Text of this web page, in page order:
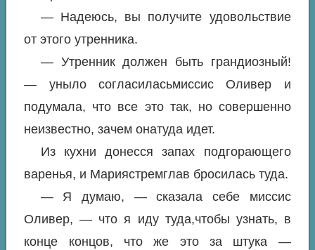
— Надеюсь, вы получите удовольствие
от этого утренника.
— Утренник должен быть грандиозный!
— уныло согласиласьмиссис Оливер и
подумала, что все это так, но совершенно
неизвестно, зачем онатуда идет.
Из кухни донесся запах подгорающего
варенья, и Мариястремглав бросилась туда.
— Я думаю, — сказала себе миссис
Оливер, — что я иду туда,чтобы узнать, в
конце концов, что же это за штука —